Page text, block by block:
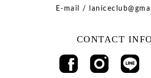
E-mail /
CONTACT